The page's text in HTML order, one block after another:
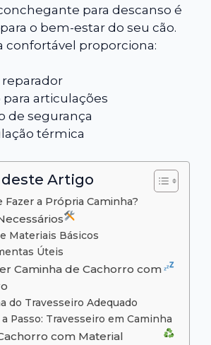
para descanso é
para o bem-estar do seu cão.
confortável proporciona:
reparador
para articulações
de segurança
térmica
Artigo
Fazer a Própria Caminha?
Materiais Básicos
Úteis
Caminha de Cachorro com
do Travesseiro Adequado
a Passo: Travesseiro em Caminha
com Material